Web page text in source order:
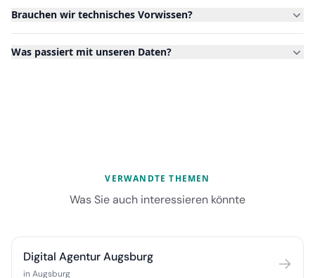
Brauchen wir technisches Vorwissen?
Was passiert mit unseren Daten?
VERWANDTE THEMEN
Was Sie auch interessieren könnte
Digital Agentur Augsburg
in Augsburg